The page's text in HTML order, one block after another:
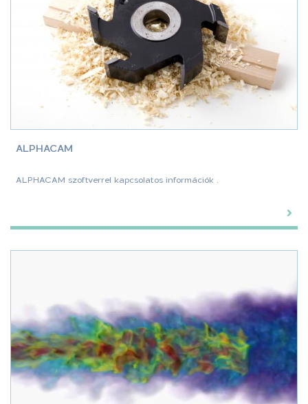
ALPHACAM
ALPHACAM szoftverrel kapcsolatos információk .